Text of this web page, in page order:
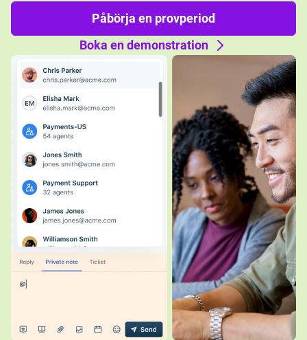
Påbörja en provperiod
Boka en demonstration